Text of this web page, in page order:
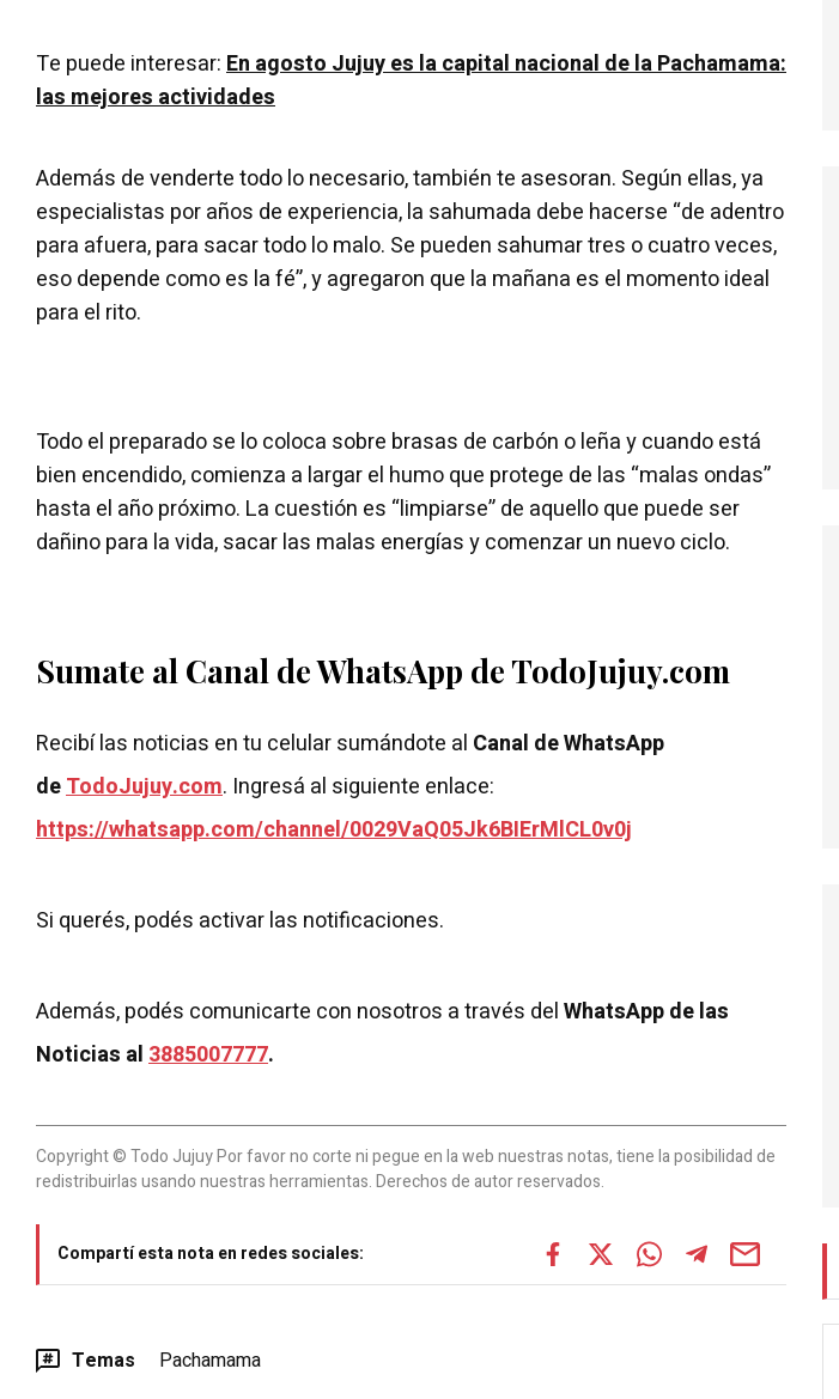
Te puede interesar:En agosto Jujuy es la capital nacional de la Pachamama:
las mejores actividades
Además de venderte todo lo necesario, también te asesoran. Según ellas, ya
especialistas por años de experiencia, la sahumada debe hacerse “de adentro
para afuera, para sacar todo lo malo. Se pueden sahumar tres o cuatro veces,
eso depende como es la fé”, y agregaron que la mañana es el momento ideal
para el rito.
Todo el preparado se lo coloca sobre brasas de carbón o leña y cuando está
bien encendido, comienza a largar el humo que protege de las “malas ondas”
hasta el año próximo. La cuestión es “limpiarse” de aquello que puede ser
dañino para la vida, sacar las malas energías y comenzar un nuevo ciclo.
Sumate al Canal de WhatsApp de TodoJujuy.com
Recibí las noticias en tu celular sumándote al Canal de WhatsApp
deTodoJujuy.com. Ingresá al siguiente enlace:
https://whatsapp.com/channel/0029VaQ05Jk6BIErMlCL0v0j
Si querés, podés activar las notificaciones.
Además, podés comunicarte con nosotros a través delWhatsApp de las
Noticias al3885007777.
Copyright © Todo Jujuy Por favor no corte ni pegue en la web nuestras notas, tiene la posibilidad de
redistribuirlas usando nuestras herramientas. Derechos de autor reservados.
Compartí esta nota en redes sociales:
Temas Pachamama